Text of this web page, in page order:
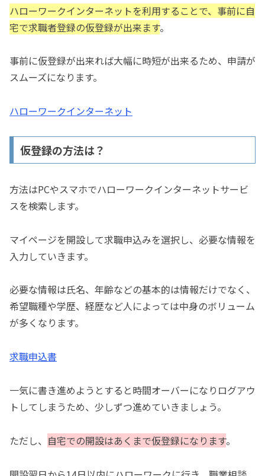
ハローワークインターネットを利用することで、事前に自
宅で求職者登録の仮登録が出来ます。
事前に仮登録が出来れば大幅に時短が出来るため、申請が
スムーズになります。
ハローワークインターネット
仮登録の方法は？
方法はPCやスマホでハローワークインターネットサービ
スを検索します。
マイページを開設して求職申込みを選択し、必要な情報を
入力していきます。
必要な情報は氏名、年齢などの基本的は情報だけでなく、
希望職種や学歴、経歴など人によっては中身のボリューム
が多くなります。
求職申込書
一気に書き進めようとすると時間オーバーになりログアウ
トしてしまうため、少しずつ進めていきましょう。
ただし、 自宅での開設はあくまで仮登録になります。